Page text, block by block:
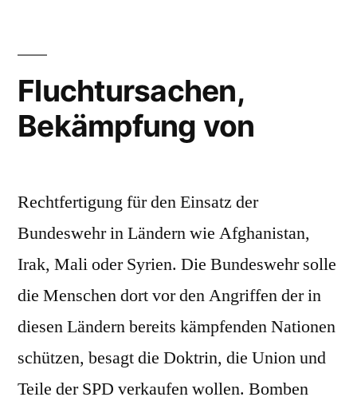
Fluchtursachen,
Bekämpfung von
Rechtfertigung für den Einsatz der
Bundeswehr in Ländern wie Afghanistan,
Irak, Mali oder Syrien. Die Bundeswehr solle
die Menschen dort vor den Angriffen der in
diesen Ländern bereits kämpfenden Nationen
schützen, besagt die Doktrin, die Union und
Teile der SPD verkaufen wollen. Bomben